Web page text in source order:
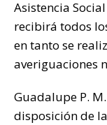
Asistencia
recibirá todos
en tanto se
averiguaciones
Guadalupe P.
disposición de